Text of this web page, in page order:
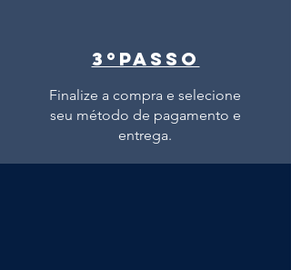
3ºPASSO
Finalize a compra e selecione
seu método de pagamento e
entrega.